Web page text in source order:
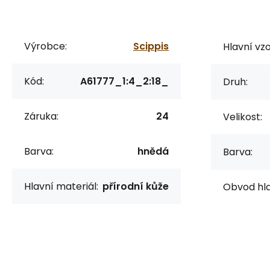
Výrobce: Scippis
Kód: A61777_1:4_2:18_
Záruka: 24
Barva: hnědá
Hlavní materiál: přírodní kůže
Hlavní
Druh:
Velikost:
Barva:
Obvod